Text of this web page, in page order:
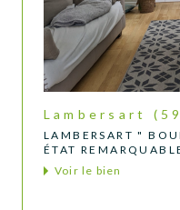
Lambersart
LAMBERSART "
ÉTAT
Voir le bien